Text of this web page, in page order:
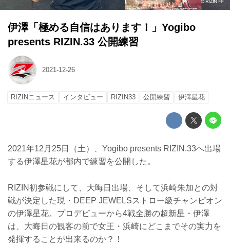
伊澤「極める自信はあります！」Yogibo
presents RIZIN.33 公開練習
2021-12-26
RIZINニュース インタビュー RIZIN33 公開練習 伊澤星花
2021年12月25日（土）、Yogibo presents RIZIN.33へ出場
する伊澤星花が都内で練習を公開した。
RIZIN初参戦にして、大晦日出場、そして浜崎朱加との対
戦が決定した現・DEEP JEWELSストロー級チャンピオン
の伊澤星花。プロデビューから4戦全勝の超新星・伊澤
は、大晦日の観客の前で女王・浜崎にどこまでその実力を
発揮することが出来るのか？！